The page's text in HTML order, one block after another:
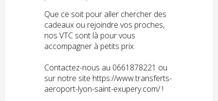
Que ce soit pour aller chercher des
cadeaux ou rejoindre vos proches,
nos VTC sont là pour vous
accompagner à petits prix.
Contactez-nous au 0661878221 ou
sur notre site https://www.transferts-
aeroport-lyon-saint-exupery.com/ !